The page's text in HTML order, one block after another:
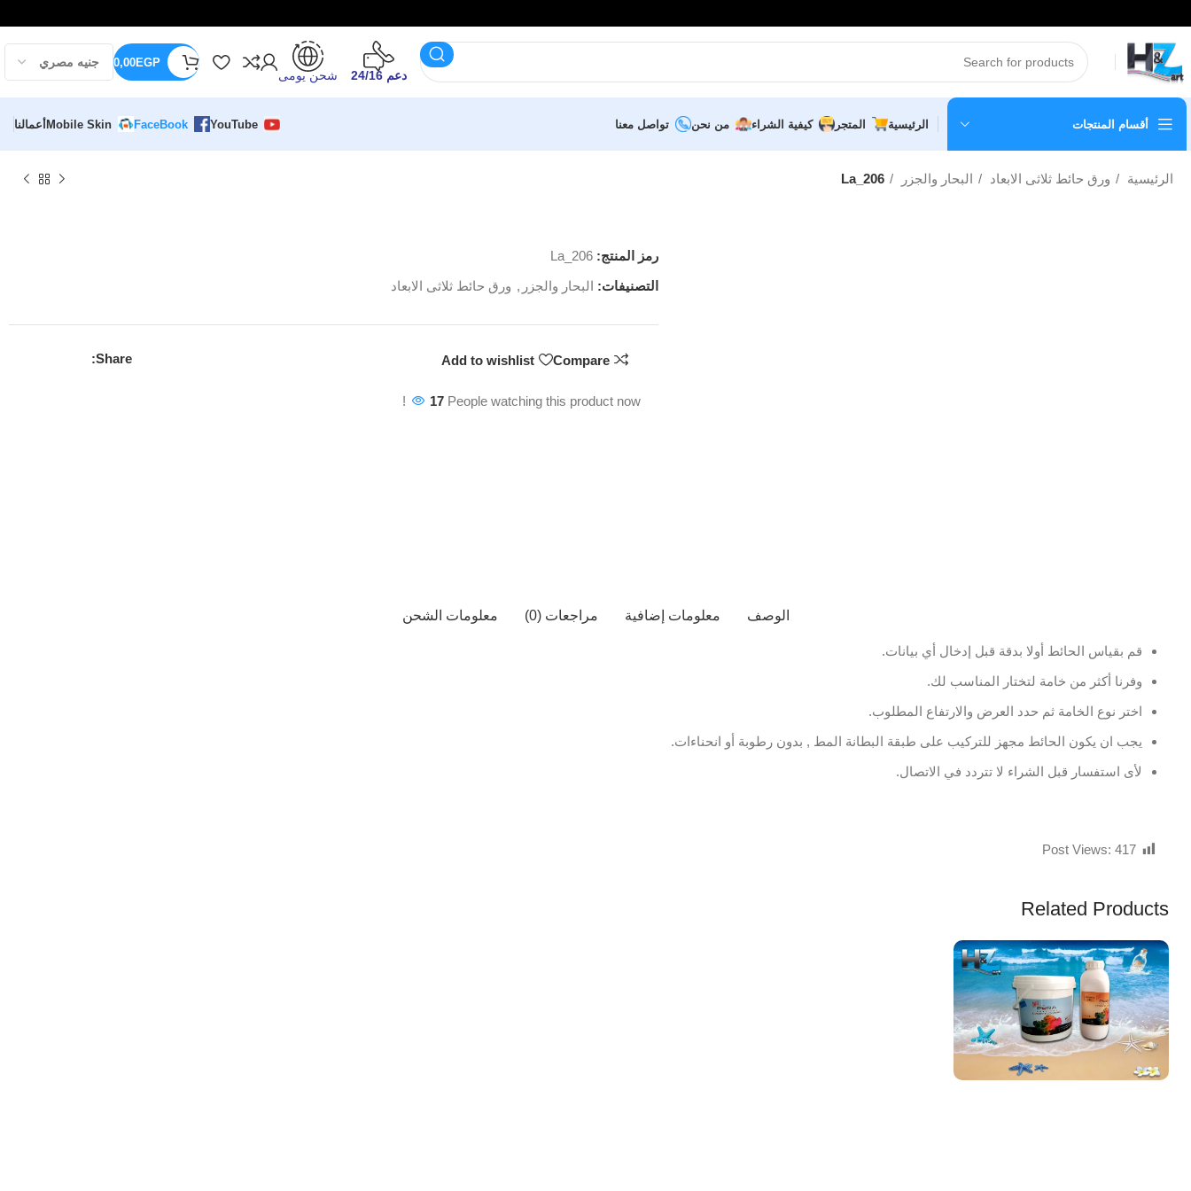
دعم 24/16 شحن يومى
0,00EGP
أقسام المنتجات الرئيسية المتجر كيفية الشراء من نحن تواصل معنا YouTube
FaceBook
Mobile Skinأعمالنا
الرئيسية ورق حائط ثلاثى الابعاد البحار والجزر La_206
رمز المنتج: La_206
التصنيفات: البحار والجزر , ورق حائط ثلاثى الابعاد
Compare
Add to wishlist
Share:
17 People watching this product now!
الوصف معلومات إضافية مراجعات (0) معلومات الشحن
قم بقياس الحائط أولا بدقة قبل إدخال أي بيانات.
وفرنا أكثر من خامة لتختار المناسب لك.
اختر نوع الخامة ثم حدد العرض والارتفاع المطلوب.
يجب ان يكون الحائط مجهز للتركيب على طبقة البطانة المط , بدون رطوبة أو انحناءات.
لأى استفسار قبل الشراء لا تتردد في الاتصال.
Post Views: 417
Related Products